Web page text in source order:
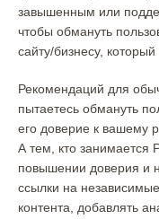
завышенным или
чтобы обмануть
сайту/бизнесу,
Рекомендаций для
пытаетесь обмануть
его доверие к вашему
А тем, кто занимается
повышении доверия и
ссылки на
контента, добавлять